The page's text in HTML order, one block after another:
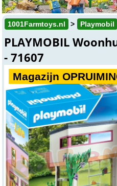
1001Farmtoys.nl Playmobil
PLAYMOBIL
- 71607
Magazijn